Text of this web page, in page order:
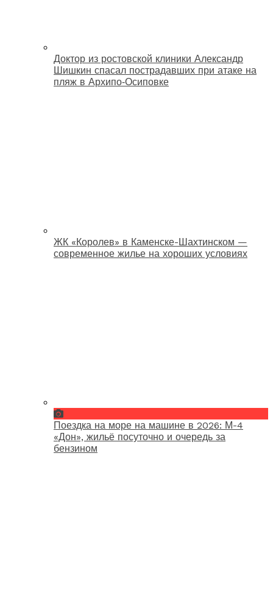
Доктор из ростовской клиники Александр
Шишкин спасал пострадавших при атаке на
пляж в Архипо‑Осиповке
ЖК «Королев» в Каменске-Шахтинском —
современное жилье на хороших условиях
Поездка на море на машине в 2026: М-4
«Дон», жильё посуточно и очередь за
бензином